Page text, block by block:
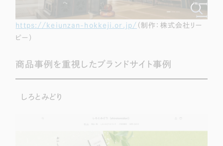
https://keiunzan-hokkeji.or.jp/ （制作：株式会社リー
ピー）
商品事例を重視したブランドサイト事例
しろとみどり